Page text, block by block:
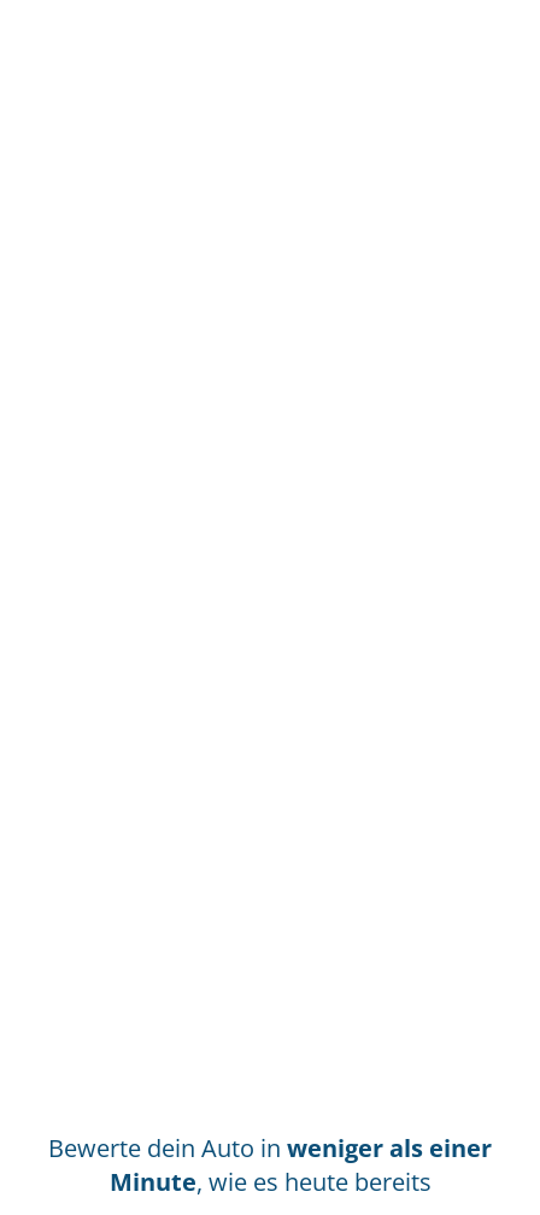
Bewerte dein Auto in weniger als einer
Minute, wie es heute bereits